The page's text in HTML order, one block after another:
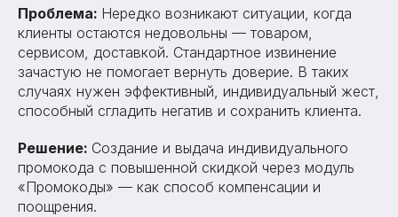
Проблема: Нередко возникают ситуации, когда
клиенты остаются недовольны — товаром,
сервисом, доставкой. Стандартное извинение
зачастую не помогает вернуть доверие. В таких
случаях нужен эффективный, индивидуальный жест,
способный сгладить негатив и сохранить клиента.
Решение: Создание и выдача индивидуального
промокода с повышенной скидкой через модуль
«Промокоды» — как способ компенсации и
поощрения.